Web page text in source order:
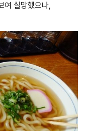
여 실망했으나,